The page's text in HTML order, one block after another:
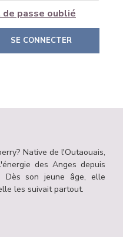
de passe oublié
SE CONNECTER
Native de l'Outaouais,
des Anges depuis
Dès son jeune âge, elle
les suivait partout.